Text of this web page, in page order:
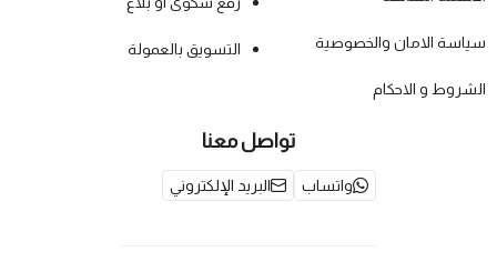
سياسة الامان والخصوصية
الشروط و الاحكام
التسويق بالعمولة
تواصل معنا
واتساب البريد الإلكتروني